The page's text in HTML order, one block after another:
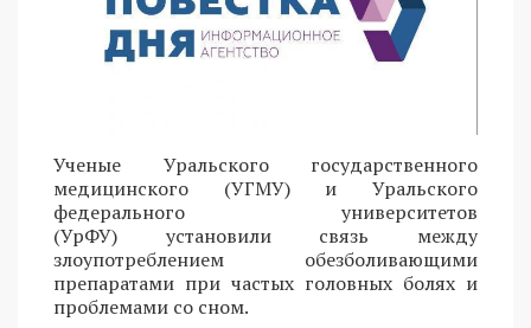
Ученые Уральского государственного
медицинского (УГМУ) и Уральского
федерального университетов
(УрФУ) установили связь между
злоупотреблением обезболивающими
препаратами при частых головных болях и
проблемами со сном.